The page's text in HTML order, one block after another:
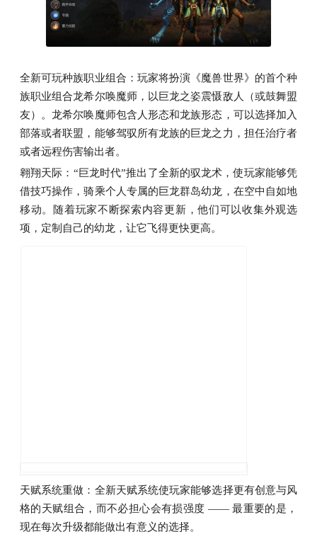
全新可玩种族职业组合：玩家将扮演《魔兽世界》的首个种
族职业组合龙希尔唤魔师，以巨龙之姿震慑敌人（或鼓舞盟
友）。龙希尔唤魔师包含人形态和龙族形态，可以选择加入
部落或者联盟，能够驾驭所有龙族的巨龙之力，担任治疗者
或者远程伤害输出者。
翱翔天际：“巨龙时代”推出了全新的驭龙术，使玩家能够凭
借技巧操作，骑乘个人专属的巨龙群岛幼龙，在空中自如地
移动。随着玩家不断探索内容更新，他们可以收集外观选
项，定制自己的幼龙，让它飞得更快更高。
天赋系统重做：全新天赋系统使玩家能够选择更有创意与风
格的天赋组合，而不必担心会有损强度 —— 最重要的是，
现在每次升级都能做出有意义的选择。